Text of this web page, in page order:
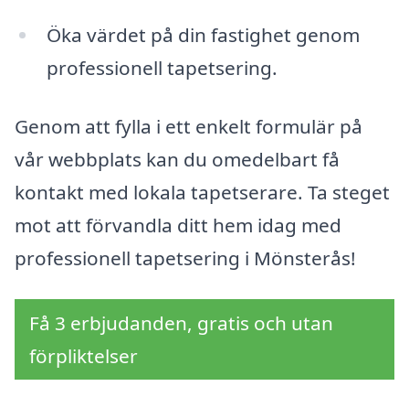
Öka värdet på din fastighet genom
professionell tapetsering.
Genom att fylla i ett enkelt formulär på
vår webbplats kan du omedelbart få
kontakt med lokala tapetserare. Ta steget
mot att förvandla ditt hem idag med
professionell tapetsering i Mönsterås!
Få 3 erbjudanden, gratis och utan
förpliktelser